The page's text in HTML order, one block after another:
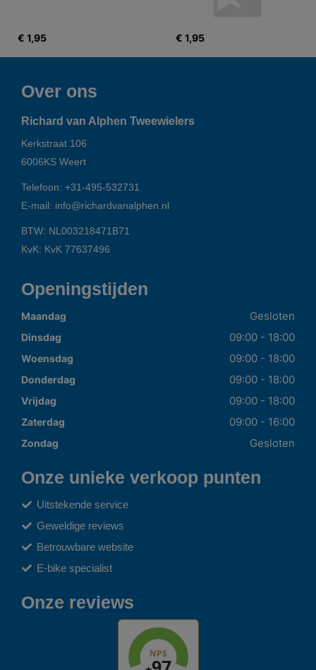
€ 1,95 € 1,95
Over ons
Richard van Alphen Tweewielers
Kerkstraat 106
6006KS Weert
Telefoon: +31-495-532731
E-mail: info@richardvanalphen.nl
BTW: NL003218471B71
KvK: KvK 77637496
Openingstijden
Maandag Gesloten
Dinsdag 09:00 - 18:00
Woensdag 09:00 - 18:00
Donderdag 09:00 - 18:00
Vrijdag 09:00 - 18:00
Zaterdag 09:00 - 16:00
Zondag Gesloten
Onze unieke verkoop punten
Uitstekende service
Geweldige reviews
Betrouwbare website
E-bike specialist
Onze reviews